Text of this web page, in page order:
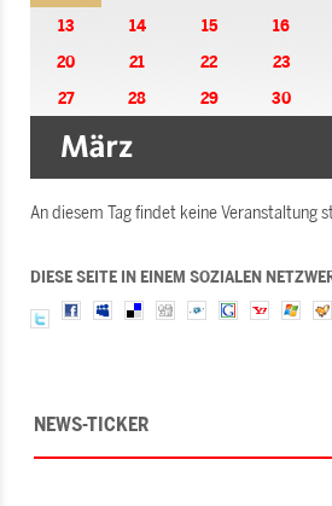
13
14 15 16
20
21 22 23
27
28 29 30
An diesem Tag findet keine Veranstaltung
DIESE SEITE IN EINEM SOZIALEN
NEWS-TICKER